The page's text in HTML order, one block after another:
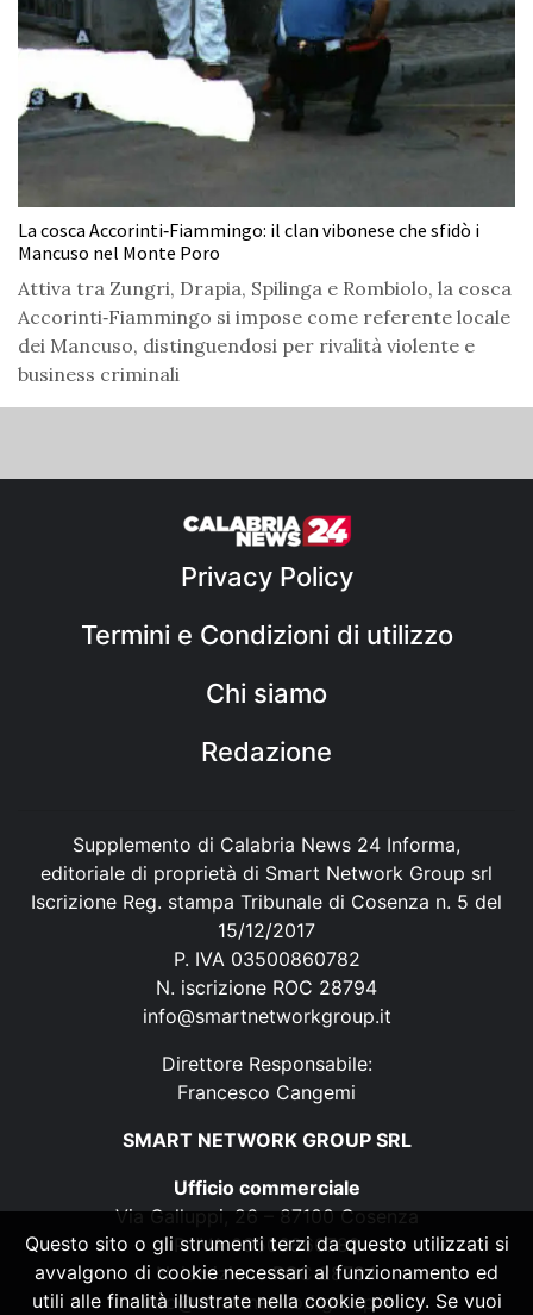
La cosca Accorinti‑Fiammingo: il clan vibonese che sfidò i
Mancuso nel Monte Poro
Attiva tra Zungri, Drapia, Spilinga e Rombiolo, la cosca
Accorinti‑Fiammingo si impose come referente locale
dei Mancuso, distinguendosi per rivalità violente e
business criminali
Privacy Policy
Termini e Condizioni di utilizzo
Chi siamo
Redazione
Supplemento di Calabria News 24 Informa,
editoriale di proprietà di Smart Network Group srl
Iscrizione Reg. stampa Tribunale di Cosenza n. 5 del
15/12/2017
P. IVA 03500860782
N. iscrizione ROC 28794
info@smartnetworkgroup.it
Direttore Responsabile:
Francesco Cangemi
SMART NETWORK GROUP SRL
Ufficio commerciale
Via Galluppi, 26 – 87100 Cosenza
P. IVA 03500860782
N. iscrizione ROC 28794
info@smartnetworkgroup.it
Questo sito o gli strumenti terzi da questo utilizzati si
avvalgono di cookie necessari al funzionamento ed
utili alle finalità illustrate nella cookie policy. Se vuoi